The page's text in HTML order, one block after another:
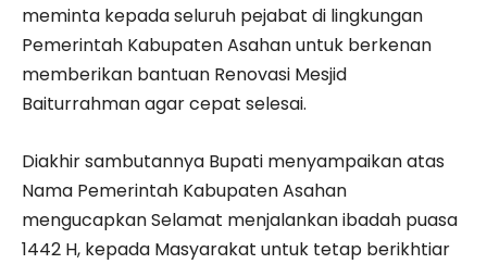
meminta kepada seluruh pejabat di lingkungan
Pemerintah Kabupaten Asahan untuk berkenan
memberikan bantuan Renovasi Mesjid
Baiturrahman agar cepat selesai.
Diakhir sambutannya Bupati menyampaikan atas
Nama Pemerintah Kabupaten Asahan
mengucapkan Selamat menjalankan ibadah puasa
1442 H, kepada Masyarakat untuk tetap berikhtiar